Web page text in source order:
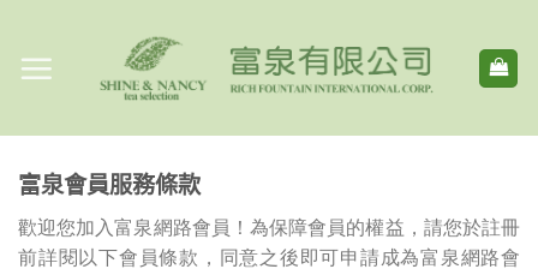
content
富泉會員服務條款
歡迎您加入富泉網路會員！為保障會員的權益，請您於註冊
前詳閱以下會員條款，同意之後即可申請成為富泉網路會